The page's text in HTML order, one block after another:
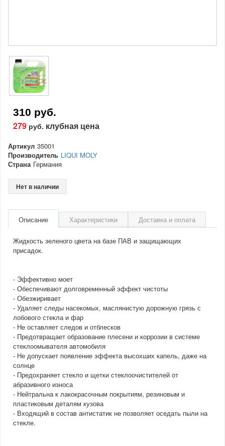
310 руб.
279 руб. клубная цена
Артикул 35001
Производитель LIQUI MOLY
Страна Германия
Нет в наличии
Описание Характеристики Доставка и оплата
Жидкость зеленого цвета на базе ПАВ и защищающих
присадок.
- Эффективно моет
- Обеспечивают долговременный эффект чистоты
- Обезжиривает
- Удаляет следы насекомых, маслянистую дорожную грязь с
лобового стекла и фар
- Не оставляет следов и отблесков
- Предотвращает образование плесени и коррозии в системе
стеклоомывателя автомобиля
- Не допускает появление эффекта высохших капель, даже на
солнце
- Предохраняет стекло и щетки стеклоочистителей от
абразивного износа
- Нейтральна к лакокрасочным покрытиям, резиновым и
пластиковым деталям кузова
- Входящий в состав антистатик не позволяет оседать пыли на
стекле.